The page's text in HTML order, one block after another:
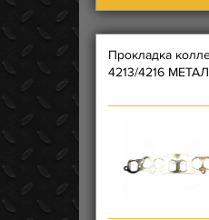
Прокладка
4213/4216